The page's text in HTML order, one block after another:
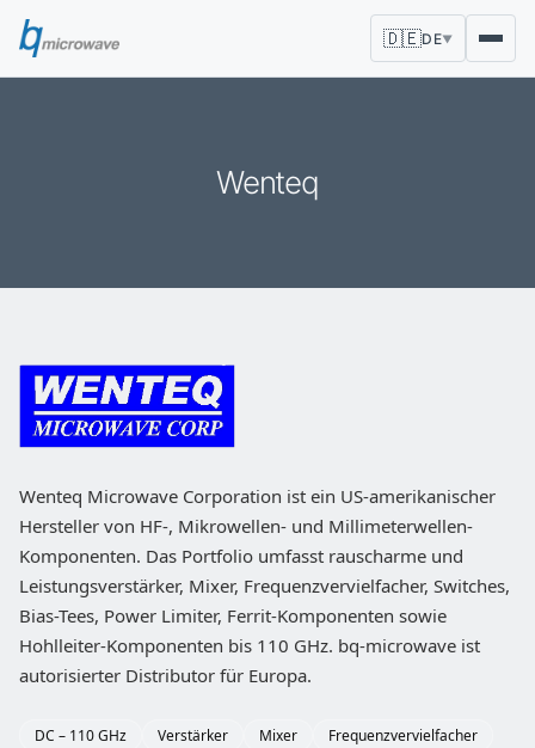
🇩🇪DE▼
Wenteq
Wenteq Microwave Corporation ist ein US-amerikanischer
Hersteller von HF-, Mikrowellen- und Millimeterwellen-
Komponenten. Das Portfolio umfasst rauscharme und
Leistungsverstärker, Mixer, Frequenzvervielfacher, Switches,
Bias-Tees, Power Limiter, Ferrit-Komponenten sowie
Hohlleiter-Komponenten bis 110 GHz. bq-microwave ist
autorisierter Distributor für Europa.
DC – 110 GHz Verstärker Mixer
Frequenzvervielfacher